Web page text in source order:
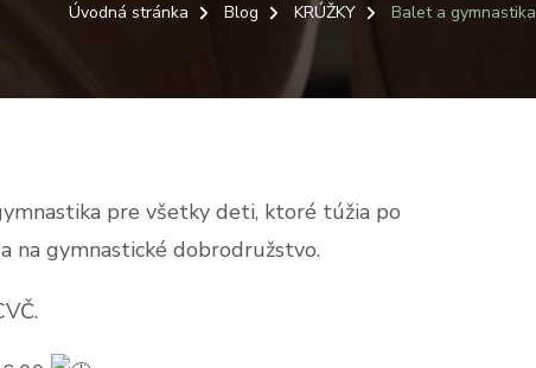
Úvodná stránka Blog KRÚŽKY Balet a gymnastika
pre všetky deti, ktoré túžia po
na gymnastické dobrodružstvo.